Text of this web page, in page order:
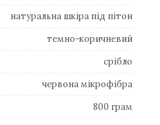
натуральна шкіра під пітон
темно-коричневий
срібло
червона мікрофібра
800 грам